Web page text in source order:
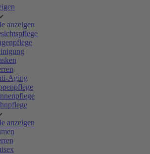
anzeigen
Aging
anzeigen